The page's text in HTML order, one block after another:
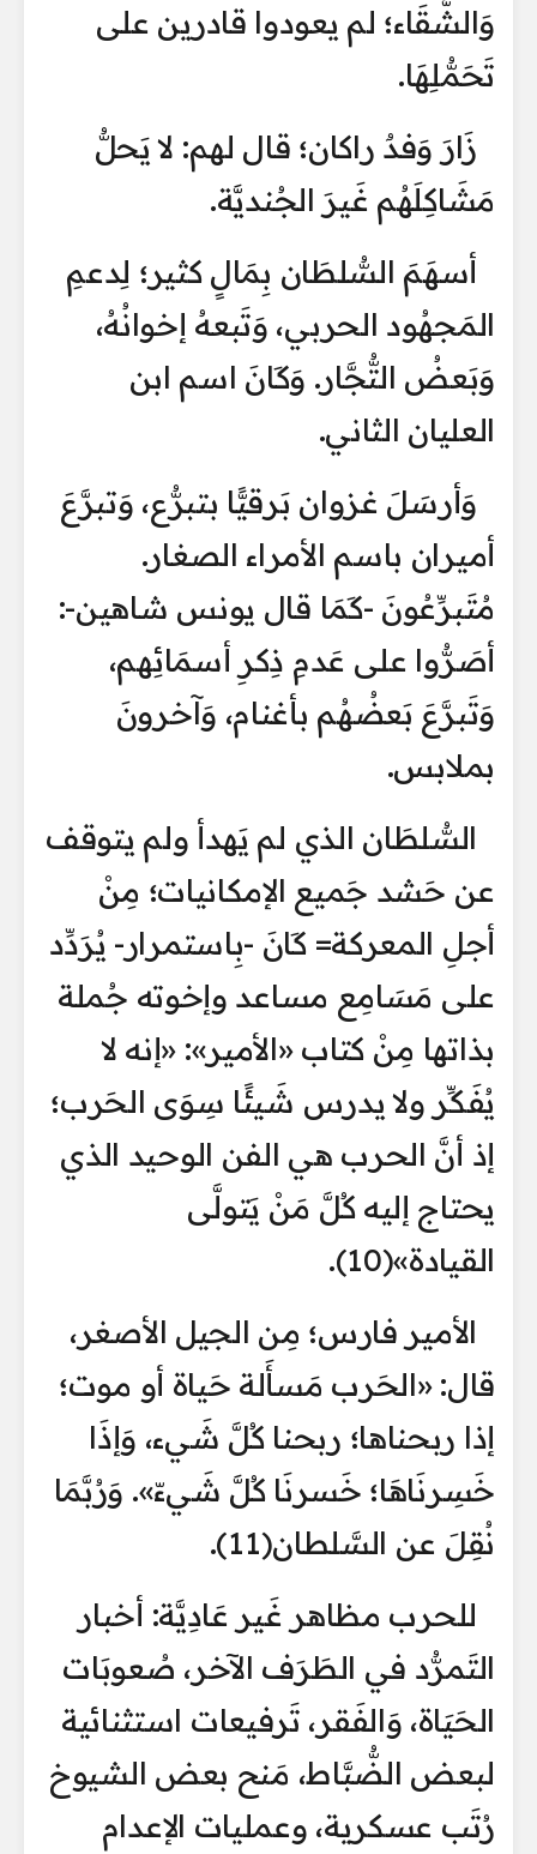
وَالشَّقَاء؛ لم يعودوا قادرين على
تَحَمُّلِهَا.
زَارَ وَفدٌ راكان؛ قال لهم: لا يَحلُّ
مَشَاكِلَهُم غَيرَ الجُنديَّة.
أسهَمَ السُّلطَان بِمَالٍ كثير؛ لِدعمِ
المَجهُود الحربي، وَتَبعهُ إخوانُهُ،
وَبَعضُ التُّجَّار. وَكَانَ اسم ابن
العليان الثاني.
وَأرسَلَ غزوان بَرقيًّا بتبرُّع، وَتبرَّعَ
أميران باسم الأمراء الصغار.
مُتَبرِّعُونَ -كَمَا قال يونس شاهين-:
أصَرُّوا على عَدمِ ذِكرِ أسمَائِهم،
وَتَبرَّعَ بَعضُهُم بأغنام، وَآخرونَ
بملابس.
السُّلطَان الذي لم يَهدأ ولم يتوقف
عن حَشد جَميع الإمكانيات؛ مِنْ
أجلِ المعركة= كَانَ -بِاستمرار- يُرَدِّد
على مَسَامِع مساعد وإخوته جُملة
بذاتها مِنْ كتاب «الأمير»: «إنه لا
يُفَكِّر ولا يدرس شَيئًا سِوَى الحَرب؛
إذ أنَّ الحرب هي الفن الوحيد الذي
يحتاج إليه كُلَّ مَنْ يَتولَّى
القيادة»(10).
الأمير فارس؛ مِن الجيل الأصغر،
قال: «الحَرب مَسأَلة حَياة أو موت؛
إذا ربحناها؛ ربحنا كُلَّ شَيء، وَإذَا
خَسِرنَاهَا؛ خَسرنَا كُلَّ شَيءّ». وَرُبَّمَا
نُقِلَ عن السَّلطان(11).
للحرب مظاهر غَير عَادِيَّة: أخبار
التَمرُّد في الطَرَف الآخر، صُعوبَات
الحَيَاة، وَالفَقر، تَرفيعات استثنائية
لبعض الضُّبَّاط، مَنح بعض الشيوخ
رُتَب عسكرية، وعمليات الإعدام